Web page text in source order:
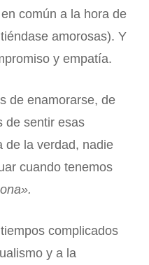
común a la hora de
amorosas). Y
y empatía.
de enamorarse, de
de sentir esas
de la verdad, nadie
cuando tenemos
complicados
y a la